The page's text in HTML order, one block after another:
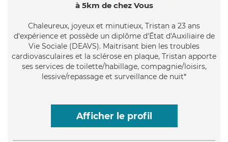
à 5km de chez Vous
Chaleureux, joyeux et minutieux, Tristan a 23 ans
d'expérience et possède un diplôme d'État d'Auxiliaire de
Vie Sociale (DEAVS). Maitrisant bien les troubles
cardiovasculaires et la sclérose en plaque, Tristan apporte
ses services de toilette/habillage, compagnie/loisirs,
lessive/repassage et surveillance de nuit*
Afficher le profil